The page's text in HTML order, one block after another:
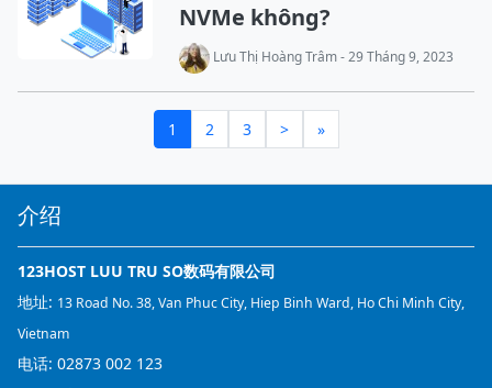
NVMe không?
Lưu Thị Hoàng Trâm - 29 Tháng 9, 2023
1 2 3 > »
介绍
123HOST LUU TRU SO数码有限公司
地址: 13 Road No. 38, Van Phuc City, Hiep Binh Ward, Ho Chi Minh City,
Vietnam
电话: 02873 002 123